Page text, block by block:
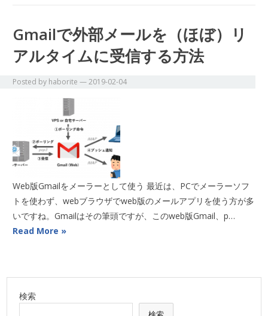
Gmailで外部メールを（ほぼ）リ
アルタイムに受信する方法
Posted by haborite —2019-02-04
Web版Gmailをメーラーとして使う 最近は、PCでメーラーソフ
トを使わず、webブラウザでweb版のメールアプリを使う方が多
いですね。Gmailはその筆頭ですが、このweb版Gmail、p…
Read More »
検索